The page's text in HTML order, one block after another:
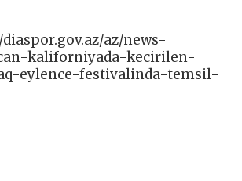
az/news-
kaliforniyada-kecirilen-
eylence-festivalinda-temsil-